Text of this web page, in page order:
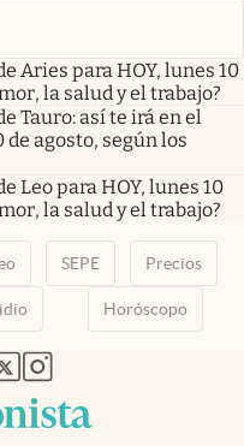
Aries para HOY, lunes 10
la salud y el trabajo?
Tauro: así te irá en el
agosto, según los
Leo para HOY, lunes 10
la salud y el trabajo?
SEPE Precios
Horóscopo
pestaña
nueva pestaña
en nueva pestaña
abre en nueva pestaña
abre en nueva pestaña